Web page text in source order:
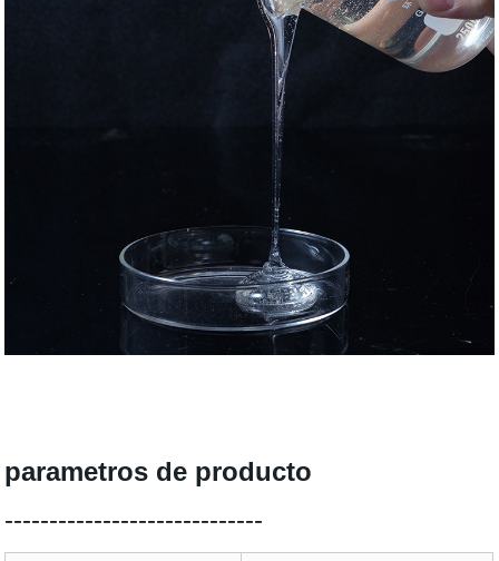
parametros de producto
-----------------------------